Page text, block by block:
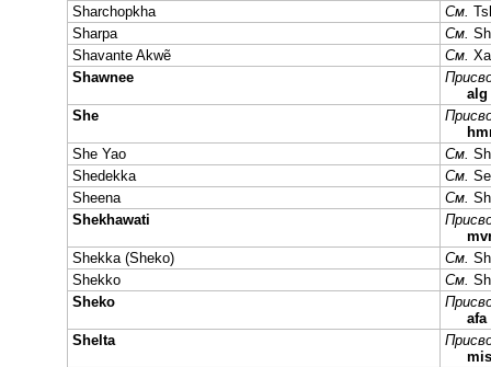
Sharchopkha
См.
Sharpa
См.
Shavante Akwẽ
См.
Shawnee
alg
She
She Yao
См.
Shedekka
См.
Sheena
См.
Shekhawati
Shekka (Sheko)
См.
Shekko
См.
Sheko
afa
Shelta